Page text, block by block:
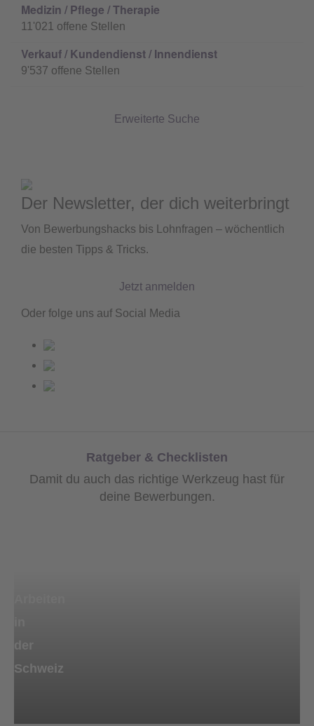
Medizin / Pflege / Therapie
11'021 offene Stellen
Verkauf / Kundendienst / Innendienst
9'537 offene Stellen
Erweiterte Suche
Der Newsletter, der dich weiterbringt
Von Bewerbungshacks bis Lohnfragen – wöchentlich
die besten Tipps & Tricks.
Jetzt anmelden
Oder folge uns auf Social Media
Ratgeber & Checklisten
Damit du auch das richtige Werkzeug hast für
deine Bewerbungen.
Schweiz